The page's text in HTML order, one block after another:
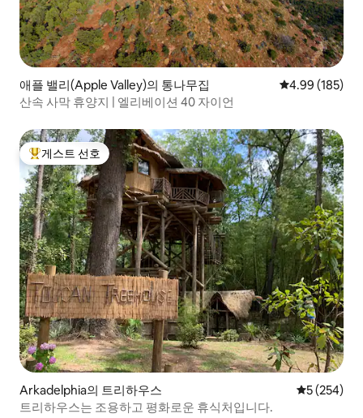
애플 밸리(Apple Valley)의 통나무집 평점 4.99점(5
4.99 (185)
산속 사막 휴양지 | 엘리베이션 40 자이언
상위 게스트 선호
게스트 선호
Arkadelphia의 트리하우스 평점 5점(5
5 (254)
트리하우스는 조용하고 평화로운 휴식처입니다.